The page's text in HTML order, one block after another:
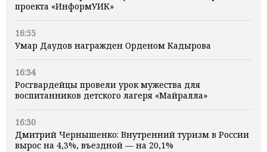
проекта «ИнформУИК»
16:55
Умар Даудов награжден Орденом Кадырова
16:34
Росгвардейцы провели урок мужества для
воспитанников детского лагеря «Майралла»
16:30
Дмитрий Чернышенко: Внутренний туризм в России
вырос на 4,3%, въездной — на 20,1%